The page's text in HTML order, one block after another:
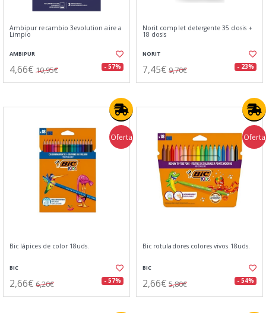
Ambipur recambio 3evolution aire a
Limpio
AMBIPUR
4,66€ 10,95€ - 57%
Norit complet detergente 35 dosis +
18 dosis
NORIT
7,45€ 9,70€ - 23%
Oferta
Bic lápices de color 18uds.
BIC
2,66€ 6,20€ - 57%
Oferta
Bic rotuladores colores vivos 18uds.
BIC
2,66€ 5,80€ - 54%